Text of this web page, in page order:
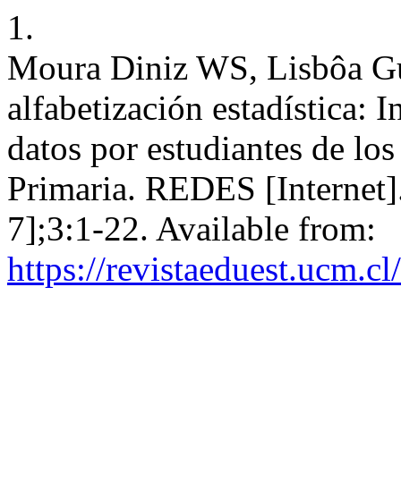
1.
Moura Diniz WS, Lisbôa
alfabetización estadística:
datos por estudiantes de
Primaria. REDES
7];3:1-22. Available from:
https://